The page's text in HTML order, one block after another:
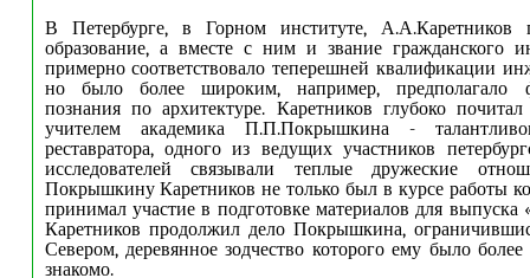
В Петербурге, в Горном институте, А.А.Каретников
образование, а вместе с ним и звание гражданского
примерно соответствовало теперешней квалификации
но было более широким, например, предполагало
познания по архитектуре. Каретников глубоко
учителем академика П.П.Покрышкина -
реставратора, одного из ведущих участников
исследователей связывали теплые дружеские
Покрышкину Каретников не только был в курсе работы
принимал участие в подготовке материалов для
Каретников продолжил дело Покрышкина,
Севером, деревянное зодчество которого ему было
знакомо.